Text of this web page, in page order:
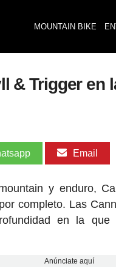
MOUNTAIN BIKE
& Trigger
Email
y enduro,
completo. Las
en la
Anúnciate aquí